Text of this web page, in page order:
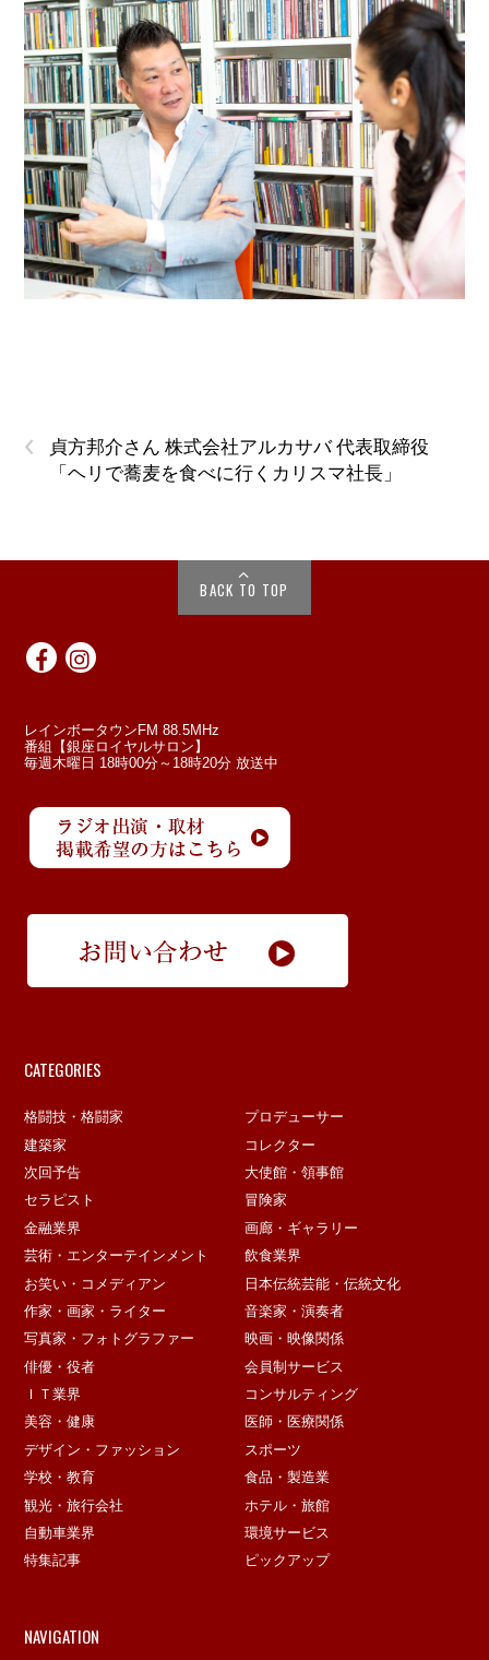
‹
貞方邦介さん 株式会社アルカサバ 代表取締役
「ヘリで蕎麦を食べに行くカリスマ社長」
BACK TO TOP
レインボータウンFM 88.5MHz
番組【銀座ロイヤルサロン】
毎週木曜日 18時00分～18時20分 放送中
CATEGORIES
格闘技・格闘家
プロデューサー
建築家
コレクター
次回予告
大使館・領事館
セラピスト
冒険家
金融業界
画廊・ギャラリー
芸術・エンターテインメント
飲食業界
お笑い・コメディアン
日本伝統芸能・伝統文化
作家・画家・ライター
音楽家・演奏者
写真家・フォトグラファー
映画・映像関係
俳優・役者
会員制サービス
ＩＴ業界
コンサルティング
美容・健康
医師・医療関係
デザイン・ファッション
スポーツ
学校・教育
食品・製造業
観光・旅行会社
ホテル・旅館
自動車業界
環境サービス
特集記事
ピックアップ
NAVIGATION